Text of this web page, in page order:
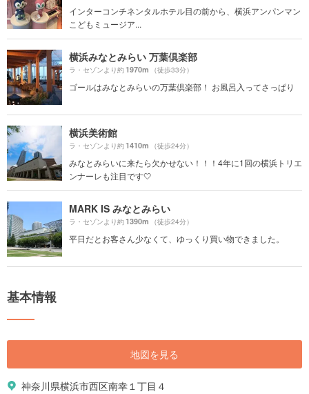
インターコンチネンタルホテル目の前から、横浜アンパンマン
こどもミュージア...
横浜みなとみらい 万葉倶楽部
ラ・セゾンより約1970m （徒歩33分）
ゴールはみなとみらいの万葉倶楽部！ お風呂入ってさっぱり
横浜美術館
ラ・セゾンより約1410m （徒歩24分）
みなとみらいに来たら欠かせない！！！4年に1回の横浜トリエ
ンナーレも注目です🤍
MARK IS みなとみらい
ラ・セゾンより約1390m （徒歩24分）
平日だとお客さん少なくて、ゆっくり買い物できました。
基本情報
地図を見る
神奈川県横浜市西区南幸１丁目４